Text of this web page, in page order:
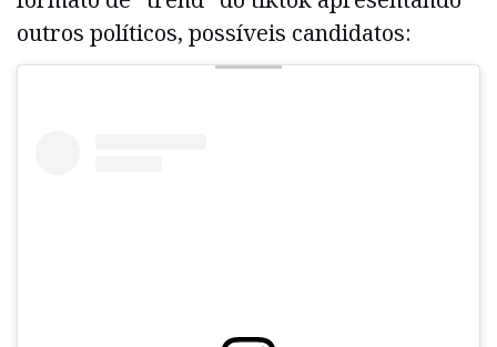
outros políticos, possíveis candidatos: